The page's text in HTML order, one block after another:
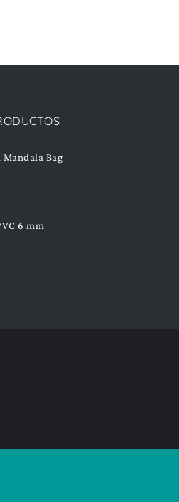
Bag
6 mm